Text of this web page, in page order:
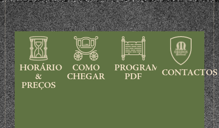
HORÁRIOS
&
PREÇOS
COMO
CHEGAR
PROGRAMA
PDF
CONTACTOS